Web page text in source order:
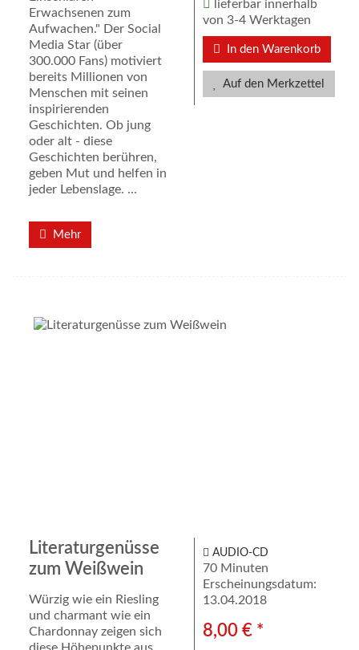
Erwachsenen zum
Aufwachen." Der Social
Media Star (über
300.000 Fans) motiviert
bereits Millionen von
Menschen mit seinen
inspirierenden
Geschichten. Ob jung
oder alt - diese
Geschichten berühren,
geben Mut und helfen in
jeder Lebenslage. ...
Mehr
lieferbar innerhalb
von 3-4 Werktagen
In den Warenkorb
Auf den Merkzettel
Literaturgenüsse
zum Weißwein
Würzig wie ein Riesling
und charmant wie ein
Chardonnay zeigen sich
AUDIO-CD
70 Minuten
Erscheinungsdatum:
13.04.2018
8,00 € *